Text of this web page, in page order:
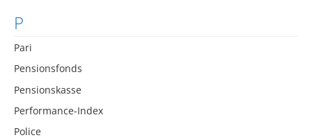
P
Pari
Pensionsfonds
Pensionskasse
Performance-Index
Police